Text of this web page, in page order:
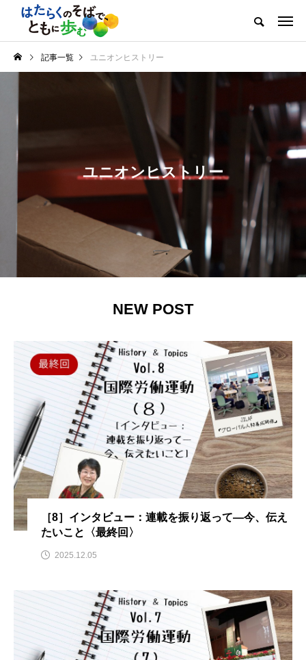
記事一覧 ユニオンヒストリー
ユニオンヒストリー
NEW POST
［8］インタビュー：連載を振り返って—今、伝え
たいこと〈最終回〉
2025.12.05